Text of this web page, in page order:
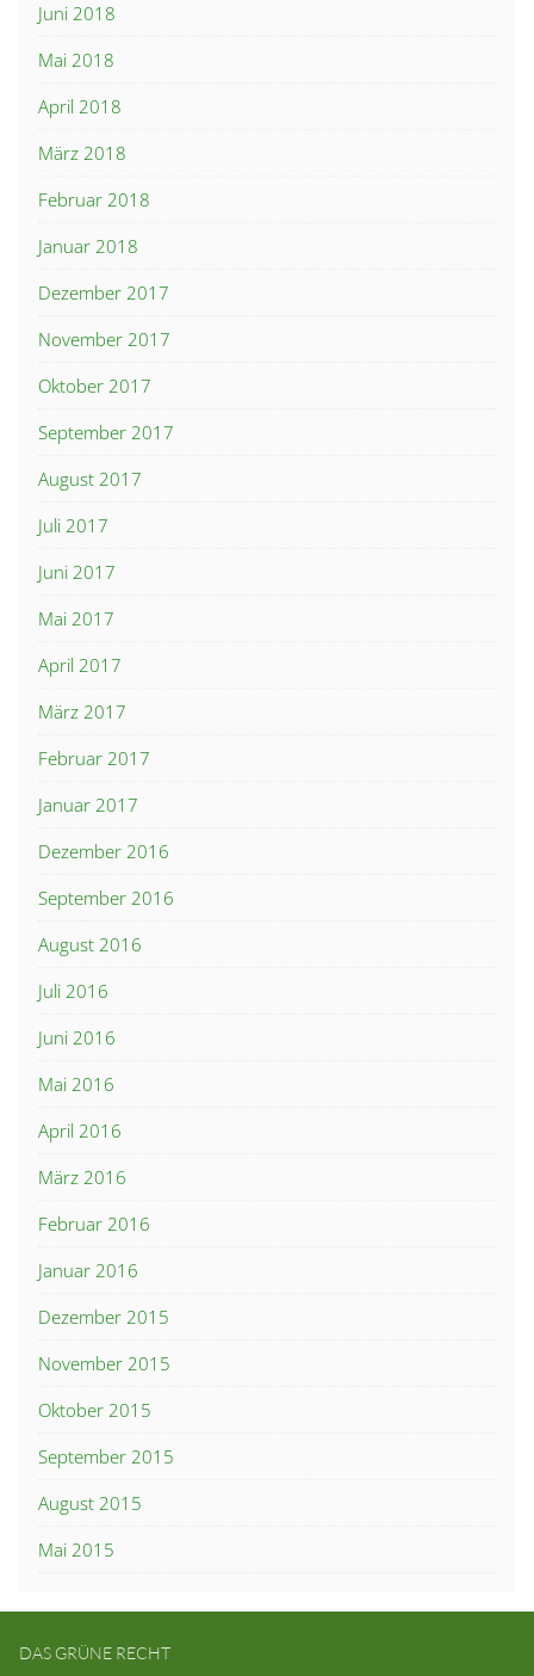
Juni 2018
Mai 2018
April 2018
März 2018
Februar 2018
Januar 2018
Dezember 2017
November 2017
Oktober 2017
September 2017
August 2017
Juli 2017
Juni 2017
Mai 2017
April 2017
März 2017
Februar 2017
Januar 2017
Dezember 2016
September 2016
August 2016
Juli 2016
Juni 2016
Mai 2016
April 2016
März 2016
Februar 2016
Januar 2016
Dezember 2015
November 2015
Oktober 2015
September 2015
August 2015
Mai 2015
DAS GRÜNE RECHT